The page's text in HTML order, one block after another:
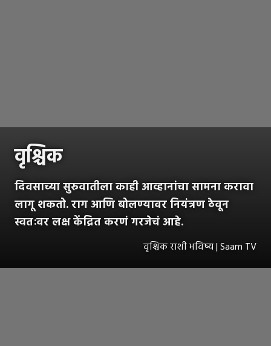
वृश्चिक
दिवसाच्या सुरुवातीला काही आव्हानांचा सामना करावा
लागू शकतो. राग आणि बोलण्यावर नियंत्रण ठेवून
स्वतःवर लक्ष केंद्रित करणं गरजेचं आहे.
वृश्चिक राशी भविष्य | Saam TV